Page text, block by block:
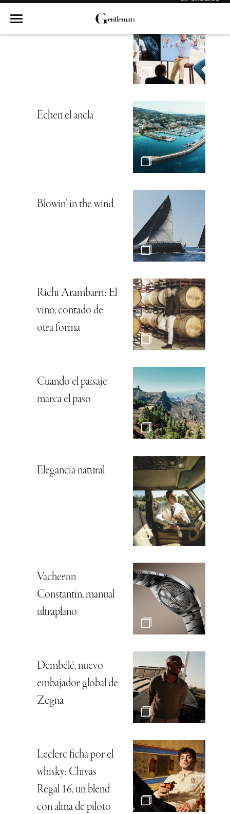
Hambre de mar
Echen el ancla
Blowin’ in the wind
Richi Arambarri: El
vino, contado de
otra forma
Cuando el paisaje
marca el paso
Elegancia natural
Vacheron
Constantin, manual
ultraplano
Dembélé, nuevo
embajador global de
Zegna
Leclerc ficha por el
whisky: Chivas
Regal 16, un blend
con alma de piloto